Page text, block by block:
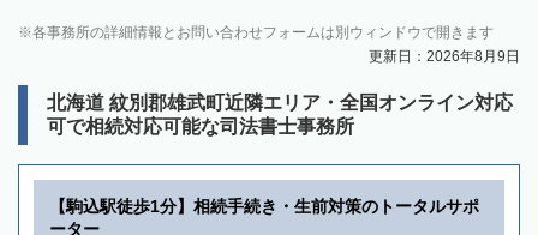
各事務所の詳細情報とお問い合わせフォームは別ウィンドウで開きます
更新日：2026年8月9日
北海道 紋別郡雄武町近隣エリア・全国オンライン対応
可で相続対応可能な司法書士事務所
【駒込駅徒歩1分】相続手続き・生前対策のトータルサポ
ーター